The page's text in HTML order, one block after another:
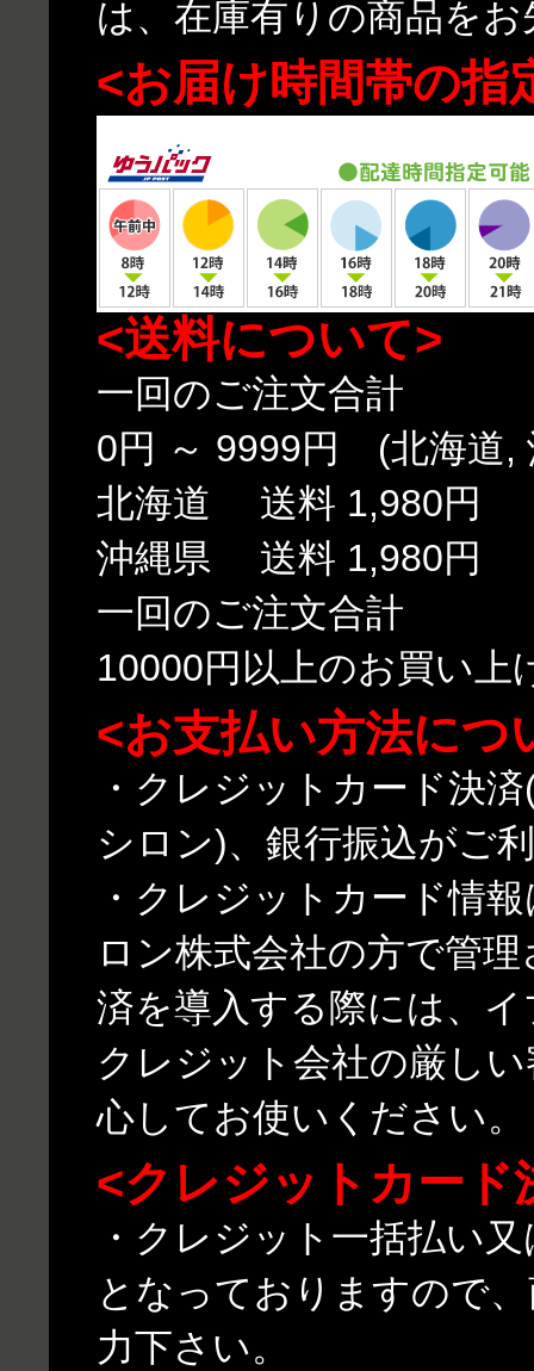
は、在庫有りの商品を
<お届け時間帯の指
<送料について>
一回のご注文合計
0円 ～ 9999円 (北海道,
北海道 送料 1,980円
沖縄県 送料 1,980円
一回のご注文合計
10000円以上のお買い上
<お支払い方法につ
・クレジットカード決
シロン)、銀行振込がご
・クレジットカード情
ロン株式会社の方で管
済を導入する際には、
クレジット会社の厳し
心してお使いください。
<クレジットカード
・クレジット一括払い
となっておりますので
力下さい。